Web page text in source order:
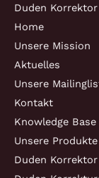
Duden
Home
Unsere Mission
Aktuelles
Unsere
Kontakt
Knowledge Base
Unsere Produkte
Duden